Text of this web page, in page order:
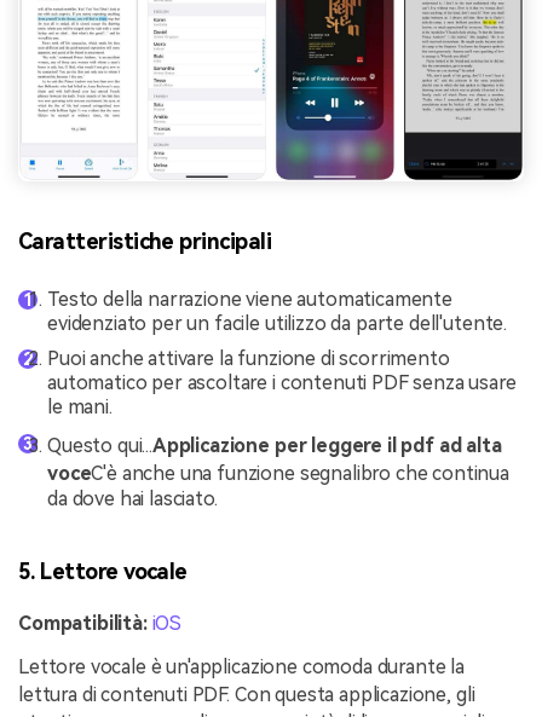
Caratteristiche principali
Testo della narrazione viene automaticamente
evidenziato per un facile utilizzo da parte dell'utente.
Puoi anche attivare la funzione di scorrimento
automatico per ascoltare i contenuti PDF senza usare
le mani.
Questo qui...Applicazione per leggere il pdf ad alta
voceC'è anche una funzione segnalibro che continua
da dove hai lasciato.
5. Lettore vocale
Compatibilità: iOS
Lettore vocale è un'applicazione comoda durante la
lettura di contenuti PDF. Con questa applicazione, gli